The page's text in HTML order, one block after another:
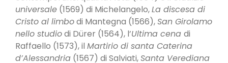
universale (1569) di Michelangelo,La discesa di
Cristo al limbodi Mantegna (1566),San Girolamo
nello studiodi Dürer (1564), l’Ultima cena di
Raffaello (1573), il Martirio di santa Caterina
d’Alessandria (1567) di Salviati,Santa Verediana